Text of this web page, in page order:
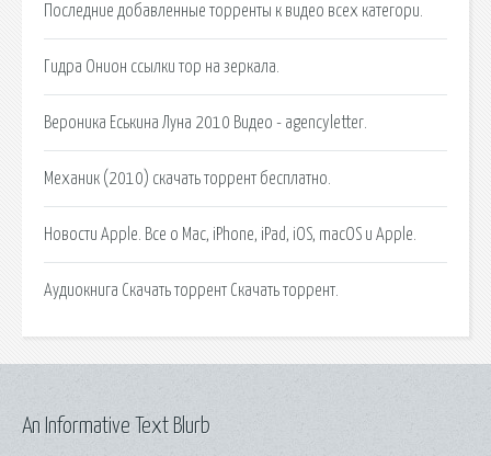
Последние добавленные торренты к видео всех категори.
Гидра Онион ссылки тор на зеркала.
Вероника Еськина Луна 2010 Видео - agencyletter.
Механик (2010) скачать торрент бесплатно.
Новости Apple. Все о Mac, iPhone, iPad, iOS, macOS и Apple.
Аудиокнига Скачать торрент Скачать торрент.
An Informative Text Blurb